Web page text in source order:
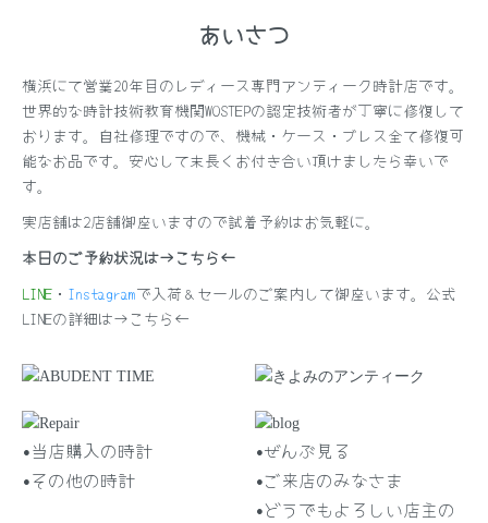
あいさつ
横浜にて営業20年目のレディース専門アンティーク時計店です。
世界的な時計技術教育機関WOSTEPの認定技術者が丁寧に修復して
おります。自社修理ですので、機械・ケース・ブレス全て修復可
能なお品です。安心して末長くお付き合い頂けましたら幸いで
す。
実店舗は2店舗御座いますので試着予約はお気軽に。
本日のご予約状況は→ こちら←
LINE ・ Instagramで入荷＆セールのご案内して御座います。公式
LINEの詳細は→ こちら ←
•当店購入の時計
•その他の時計
•ぜんぶ見る
•ご来店のみなさま
•どうでもよろしい店主の